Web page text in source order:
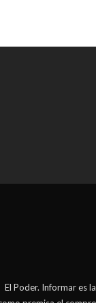
El Poder. Informar es